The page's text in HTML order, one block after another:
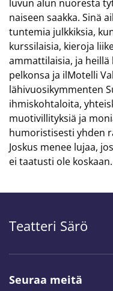
luvun alun nuoresta
naiseen saakka. Sinä
tuntemia julkkiksia,
kurssilaisia, kieroja
ammattilaisia, ja
pelkonsa ja ilMotelli
lähivuosikymmenten
ihmiskohtaloita,
muotivillityksiä ja
humoristisesti yhden
Joskus menee lujaa,
ei taatusti ole koskaan.
Teatteri Särö
Seuraa meitä